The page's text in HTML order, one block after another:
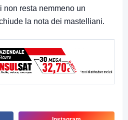
non resta nemmeno un
la nota dei mastelliani.